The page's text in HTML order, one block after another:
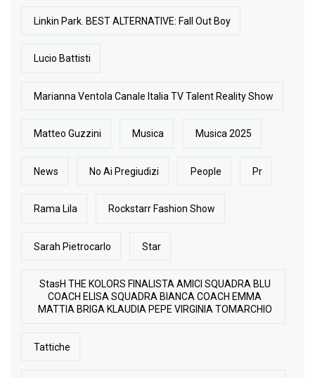
Linkin Park. BEST ALTERNATIVE: Fall Out Boy
Lucio Battisti
Marianna Ventola Canale Italia TV Talent Reality Show
Matteo Guzzini Musica Musica 2025
News No Ai Pregiudizi People Pr
Rama Lila Rockstarr Fashion Show
Sarah Pietrocarlo Star
StasH THE KOLORS FINALISTA AMICI SQUADRA BLU
COACH ELISA SQUADRA BIANCA COACH EMMA
MATTIA BRIGA KLAUDIA PEPE VIRGINIA TOMARCHIO
Tattiche